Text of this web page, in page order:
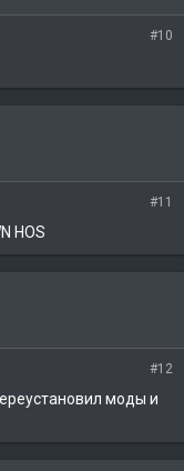
#10
#11
HOS
#12
моды и